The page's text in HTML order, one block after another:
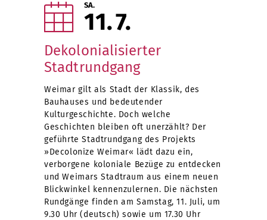
SA.
11 7
Dekolonialisierter
Stadtrundgang
Weimar gilt als Stadt der Klassik, des
Bauhauses und bedeutender
Kulturgeschichte. Doch welche
Geschichten bleiben oft unerzählt? Der
geführte Stadtrundgang des Projekts
»Decolonize Weimar« lädt dazu ein,
verborgene koloniale Bezüge zu entdecken
und Weimars Stadtraum aus einem neuen
Blickwinkel kennenzulernen. Die nächsten
Rundgänge finden am Samstag, 11. Juli, um
9.30 Uhr (deutsch) sowie um 17.30 Uhr